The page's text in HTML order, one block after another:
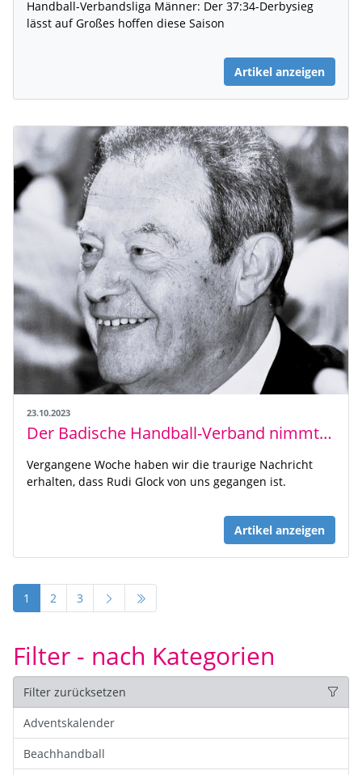
Handball-Verbandsliga Männer: Der 37:34-Derbysieg
lässt auf Großes hoffen diese Saison
Artikel anzeigen
23.10.2023
Der Badische Handball-Verband nimmt Abschied von Rudi Glock
Vergangene Woche haben wir die traurige Nachricht
erhalten, dass Rudi Glock von uns gegangen ist.
Artikel anzeigen
1 2 3
Filter - nach Kategorien
Filter zurücksetzen
Adventskalender
Beachhandball